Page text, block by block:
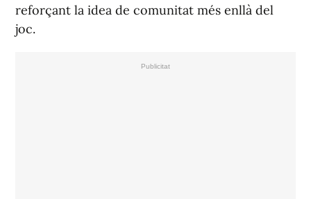
reforçant la idea de comunitat més enllà del
joc.